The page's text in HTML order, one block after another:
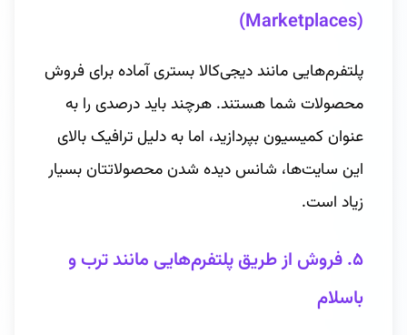
(Marketplaces)
پلتفرم‌هایی مانند دیجی‌کالا بستری آماده برای فروش
محصولات شما هستند. هرچند باید درصدی را به
عنوان کمیسیون بپردازید، اما به دلیل ترافیک بالای
این سایت‌ها، شانس دیده شدن محصولاتتان بسیار
زیاد است.
۵. فروش از طریق پلتفرم‌هایی مانند ترب و
باسلام